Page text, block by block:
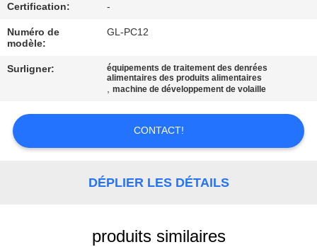
VISITE
DE
L'USINE
DE
LA
Certification: -
Numéro de
modèle:
GL-PC12
Surligner:
équipements de traitement des denrées
alimentaires des produits alimentaires
,machine de développement de volaille
CONTACT!
DÉPLIER LES DÉTAILS
produits similaires